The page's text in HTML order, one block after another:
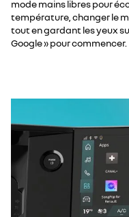
mode mains libres pour
température, changer le
tout en gardant les yeux
Google » pour commencer.